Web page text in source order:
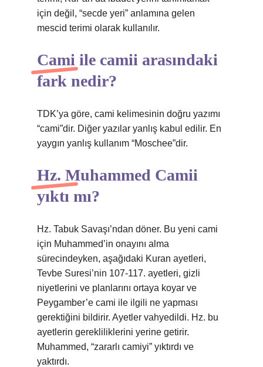
için değil, “secde yeri” anlamına gelen
mescid terimi olarak kullanılır.
Cami ile camii arasındaki
fark nedir?
TDK’ya göre, cami kelimesinin doğru yazımı
“cami”dir. Diğer yazılar yanlış kabul edilir. En
yaygın yanlış kullanım “Moschee”dir.
Hz. Muhammed Camii
yıktı mı?
Hz. Tabuk Savaşı’ndan döner. Bu yeni cami
için Muhammed’in onayını alma
sürecindeyken, aşağıdaki Kuran ayetleri,
Tevbe Suresi’nin 107-117. ayetleri, gizli
niyetlerini ve planlarını ortaya koyar ve
Peygamber’e cami ile ilgili ne yapması
gerektiğini bildirir. Ayetler vahyedildi. Hz. bu
ayetlerin gerekliliklerini yerine getirir.
Muhammed, “zararlı camiyi” yıktırdı ve
yaktırdı.